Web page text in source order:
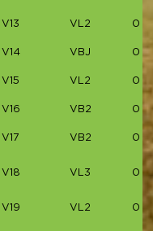
V13 VL2
V14 VBJ
V15 VL2
V16 VB2
V17 VB2
V18 VL3
V19 VL2